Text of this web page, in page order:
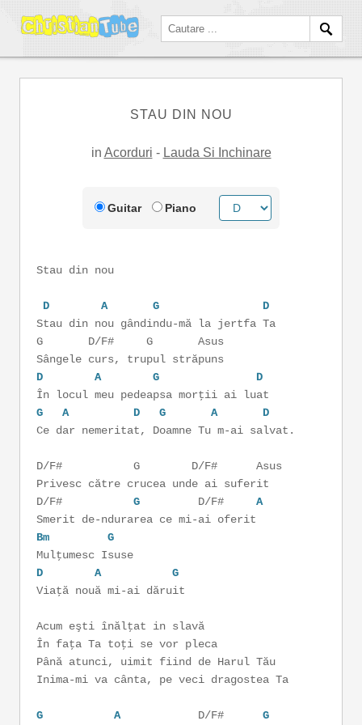
STAU DIN NOU
in Acorduri - Lauda Si Inchinare
Guitar Piano
Stau din nou
D A G
D
Stau din nou gândindu-mă la jertfa Ta
G D/F# G Asus
Sângele curs, trupul străpuns
D
A G
D
În locul meu pedeapsa morţii ai luat
G
A D G A
D
Ce dar nemeritat, Doamne Tu m-ai salvat.
D/F# G D/F# Asus
Privesc către crucea unde ai suferit
D/F# G D/F# A
Smerit de-ndurarea ce mi-ai oferit
Bm
G
Mulţumesc Isuse
D
A
G
Viaţă nouă mi-ai dăruit
Acum eşti înălţat in slavă
În faţa Ta toţi se vor pleca
Până atunci, uimit fiind de Harul Tău
Inima-mi va cânta, pe veci dragostea Ta
G AD/F# G